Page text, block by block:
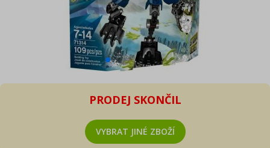
PRODEJ SKONČIL
VYBRAT JINÉ ZBOŽÍ